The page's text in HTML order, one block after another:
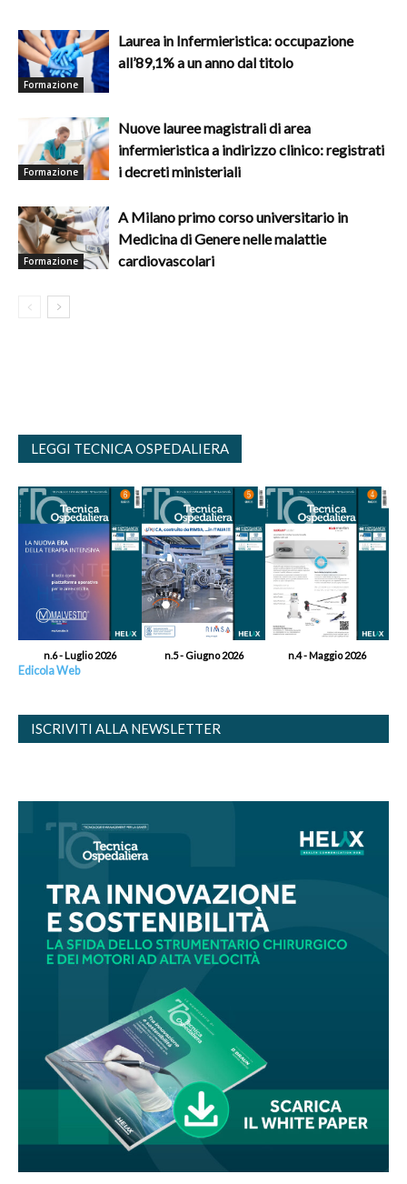
Formazione
Laurea in Infermieristica: occupazione
all’89,1% a un anno dal titolo
Formazione
Nuove lauree magistrali di area
infermieristica a indirizzo clinico: registrati
i decreti ministeriali
Formazione
A Milano primo corso universitario in
Medicina di Genere nelle malattie
cardiovascolari
LEGGI TECNICA OSPEDALIERA
n.6 - Luglio 2026 n.5 - Giugno 2026 n.4 - Maggio 2026
Edicola Web
ISCRIVITI ALLA NEWSLETTER